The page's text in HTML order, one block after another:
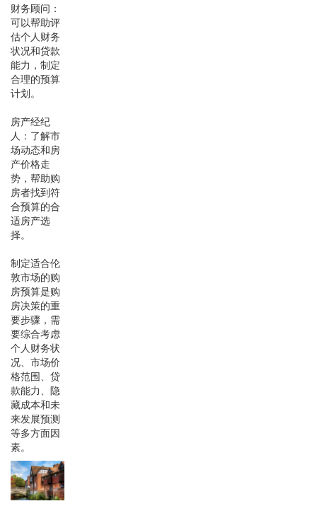
财务顾问：
可以帮助评
估个人财务
状况和贷款
能力，制定
合理的预算
计划。
房产经纪
人：了解市
场动态和房
产价格走
势，帮助购
房者找到符
合预算的合
适房产选
择。
制定适合伦
敦市场的购
房预算是购
房决策的重
要步骤，需
要综合考虑
个人财务状
况、市场价
格范围、贷
款能力、隐
藏成本和未
来发展预测
等多方面因
素。